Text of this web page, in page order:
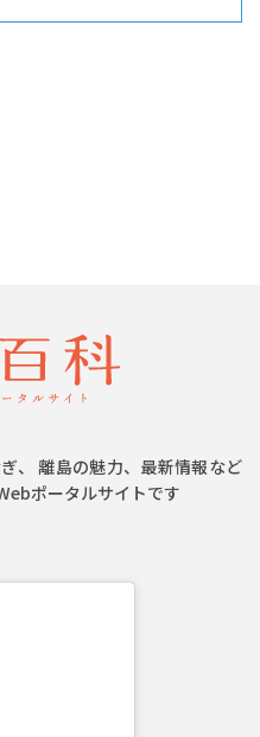
、 離島の魅力、最新情報など
ポータルサイトです